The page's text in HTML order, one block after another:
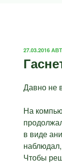
27.03.2016
Давно не
На
в виде
Чтобы